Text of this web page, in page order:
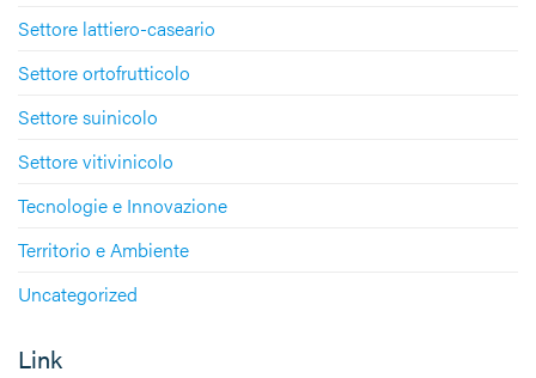
Settore lattiero-caseario
Settore ortofrutticolo
Settore suinicolo
Settore vitivinicolo
Tecnologie e Innovazione
Territorio e Ambiente
Uncategorized
Link